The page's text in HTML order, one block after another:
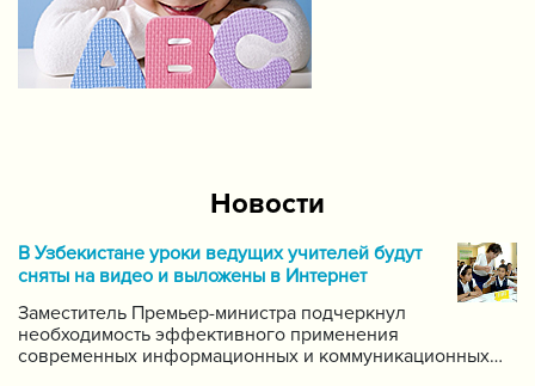
Новости
В Узбекистане уроки ведущих учителей будут
сняты на видео и выложены в Интернет
Заместитель Премьер-министра подчеркнул
необходимость эффективного применения
современных информационных и коммуникационных